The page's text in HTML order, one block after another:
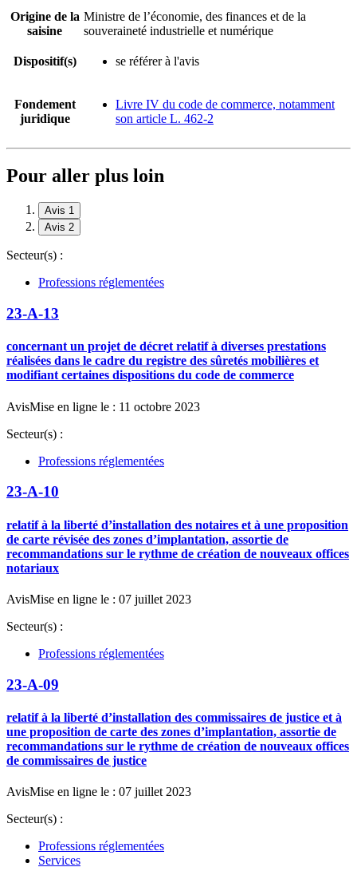
Origine de la
saisine
Ministre de l’économie, des finances et de la
souveraineté industrielle et numérique
Dispositif(s) se référer à l'avis
Fondement
juridique
Livre IV du code de commerce, notamment
son article L. 462-2
Pour aller plus loin
Avis 1
Avis 2
Secteur(s) :
Professions réglementées
23-A-13
concernant un projet de décret relatif à diverses prestations
réalisées dans le cadre du registre des sûretés mobilières et
modifiant certaines dispositions du code de commerce
AvisMise en ligne le : 11 octobre 2023
Secteur(s) :
Professions réglementées
23-A-10
relatif à la liberté d’installation des notaires et à une proposition
de carte révisée des zones d’implantation, assortie de
recommandations sur le rythme de création de nouveaux offices
notariaux
AvisMise en ligne le : 07 juillet 2023
Secteur(s) :
Professions réglementées
23-A-09
relatif à la liberté d’installation des commissaires de justice et à
une proposition de carte des zones d’implantation, assortie de
recommandations sur le rythme de création de nouveaux offices
de commissaires de justice
AvisMise en ligne le : 07 juillet 2023
Secteur(s) :
Professions réglementées
Services